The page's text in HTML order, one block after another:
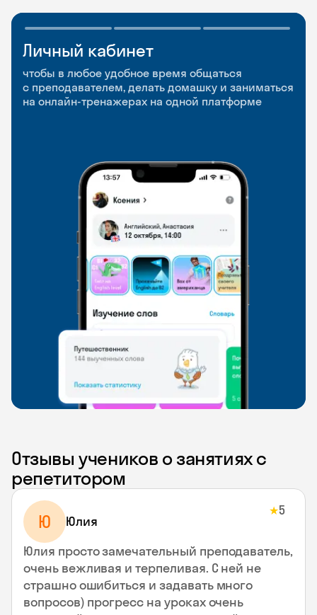
Личный кабинет
чтобы в любое удобное время общаться
с преподавателем, делать домашку и заниматься
на онлайн-тренажерах на одной платформе
Мобильное
приложение
чтобы заниматься и изучать новые слова где
и когда удобно
Разговорные клубы
и Talks
Групповые занятия для разговорной практики
и индивидуальные встречи с преподавателями
Отзывы учеников о занятиях с
репетитором
Ю Юлия
★5
Юлия просто замечательный преподаватель,
очень вежливая и терпеливая. С ней не
страшно ошибиться и задавать много
вопросов) прогресс на уроках очень